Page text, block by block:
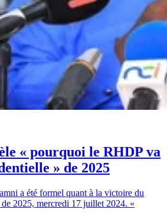
« pourquoi le RHDP va
» de 2025
a été formel quant à la victoire du
2025, mercredi 17 juillet 2024. «